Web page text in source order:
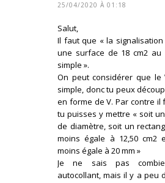
25/04/2020 À 01:18
Salut,
Il faut que « la
une surface de 18 cm2 au
simple ».
On peut considérer que le
simple, donc tu peux
en forme de V. Par contre il
tu puisses y mettre « soit
de diamètre, soit un
moins égale à 12,50 cm2
moins égale à 20 mm »
Je ne sais pas
autocollant, mais il y a peu